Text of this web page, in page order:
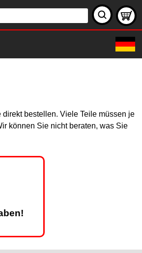
bestellen. Viele Teile müssen je
können Sie nicht beraten, was Sie